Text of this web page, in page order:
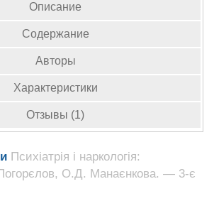
Описание
Содержание
Авторы
Характеристики
Отзывы (1)
Психіатрія і наркологія:
Погорєлов, О.Д. Манаєнкова. — 3-є